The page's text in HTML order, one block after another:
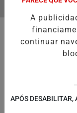
EM ALTA
TECNOLOGIA &
Brasil
Revolução
montadoras
A
continuar
APÓS DESABILITAR,